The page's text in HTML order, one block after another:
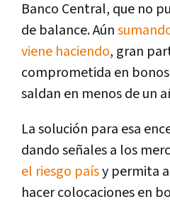
Banco Central, que no
de balance. Aún
viene haciendo, gran
comprometida en
saldan en menos de un
La solución para esa
dando señales a los
el riesgo paísy permita
hacer colocaciones en